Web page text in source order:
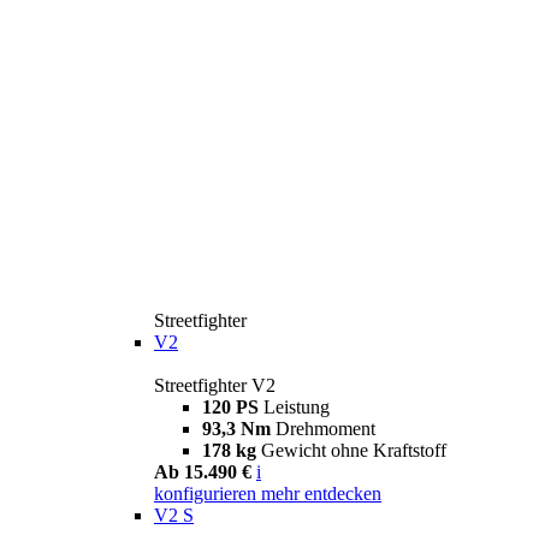
Streetfighter
V2
Streetfighter V2
120 PS Leistung
93,3 Nm Drehmoment
178 kg Gewicht ohne Kraftstoff
Ab 15.490 € i
konfigurieren mehr entdecken
V2 S